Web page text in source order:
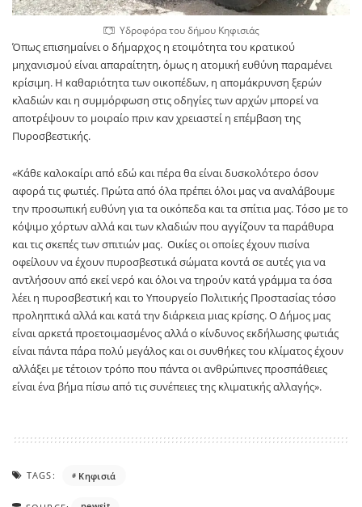
Υδροφόρα του δήμου Κηφισιάς
Όπως επισημαίνει ο δήμαρχος η ετοιμότητα του κρατικού
μηχανισμού είναι απαραίτητη, όμως η ατομική ευθύνη παραμένει
κρίσιμη. Η καθαριότητα των οικοπέδων, η απομάκρυνση ξερών
κλαδιών και η συμμόρφωση στις οδηγίες των αρχών μπορεί να
αποτρέψουν το μοιραίο πριν καν χρειαστεί η επέμβαση της
Πυροσβεστικής.
«Κάθε καλοκαίρι από εδώ και πέρα θα είναι δυσκολότερο όσον
αφορά τις φωτιές. Πρώτα από όλα πρέπει όλοι μας να αναλάβουμε
την προσωπική ευθύνη για τα οικόπεδα και τα σπίτια μας. Τόσο με το
κόψιμο χόρτων αλλά και των κλαδιών που αγγίζουν τα παράθυρα
και τις σκεπές των σπιτιών μας. Οικίες οι οποίες έχουν πισίνα
οφείλουν να έχουν πυροσβεστικά σώματα κοντά σε αυτές για να
αντλήσουν από εκεί νερό και όλοι να τηρούν κατά γράμμα τα όσα
λέει η πυροσβεστική και το Υπουργείο Πολιτικής Προστασίας τόσο
προληπτικά αλλά και κατά την διάρκεια μιας κρίσης. Ο Δήμος μας
είναι αρκετά προετοιμασμένος αλλά ο κίνδυνος εκδήλωσης φωτιάς
είναι πάντα πάρα πολύ μεγάλος και οι συνθήκες του κλίματος έχουν
αλλάξει με τέτοιον τρόπο που πάντα οι ανθρώπινες προσπάθειες
είναι ένα βήμα πίσω από τις συνέπειες της κλιματικής αλλαγής».
TAGS: Κηφισιά